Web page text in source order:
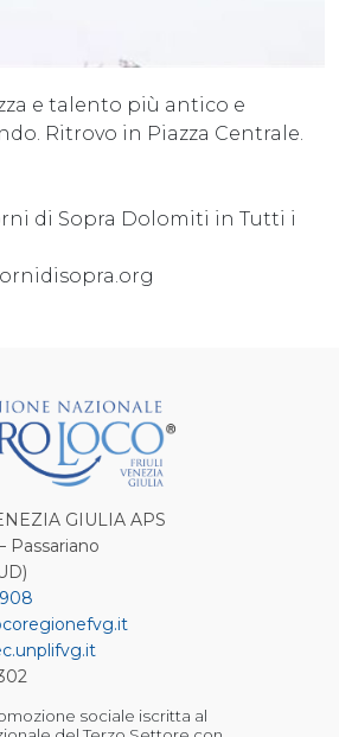
e talento più antico e
Ritrovo in Piazza Centrale.
di Sopra Dolomiti in Tutti i
GIULIA APS
Passariano
sociale iscritta al